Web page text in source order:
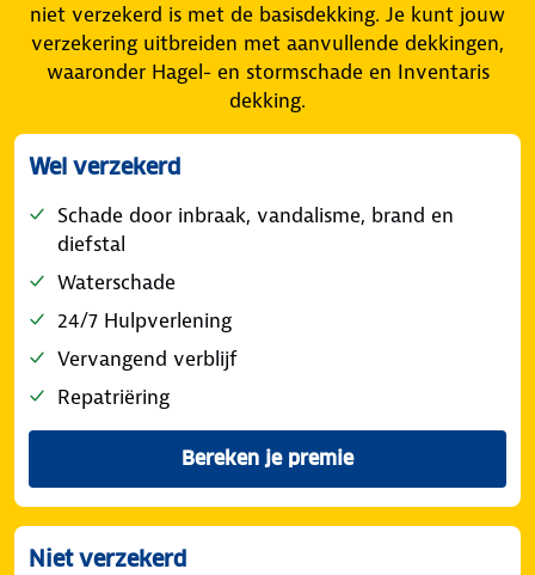
niet verzekerd is met de basisdekking. Je kunt jouw
verzekering uitbreiden met aanvullende dekkingen,
waaronder Hagel- en stormschade en Inventaris
dekking.
Wel verzekerd
Schade door inbraak, vandalisme, brand en
diefstal
Waterschade
24/7 Hulpverlening
Vervangend verblijf
Repatriëring
Bereken je premie
van ANWB
Niet verzekerd